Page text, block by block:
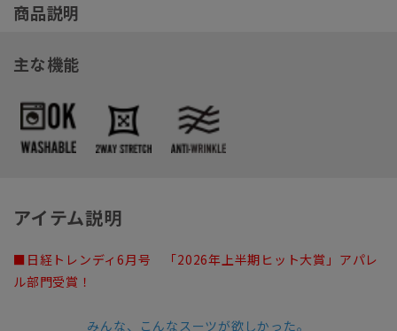
商品説明
主な機能
アイテム説明
■日経トレンディ6月号 「2026年上半期ヒット大賞」アパレ
ル部門受賞！
みんな、こんなスーツが欲しかった。